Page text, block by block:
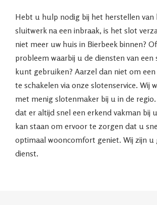
Hebt u hulp nodig bij het herstellen van
sluitwerk na een inbraak, is het slot
niet meer uw huis in Bierbeek binnen?
probleem waarbij u de diensten van
kunt gebruiken? Aarzel dan niet om
te schakelen via onze slotenservice. Wij
met menig slotenmaker bij u in de
dat er altijd snel een erkend vakman bij
kan staan om ervoor te zorgen dat u
optimaal wooncomfort geniet. Wij zijn u
dienst.